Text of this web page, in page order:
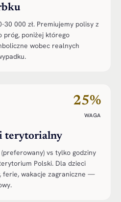
000 zł. Premiujemy polisy z
próg, poniżej którego
wobec realnych
25%
WAGA
i terytorialny
vs tylko godziny
Polski. Dla dzieci
ferie, wakacje zagraniczne —